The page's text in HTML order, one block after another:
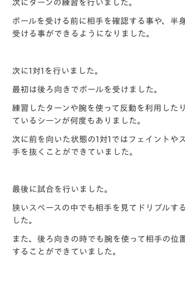
次にターンの練習を行いました。
ボールを受ける前に相手を確認する事や、半
受ける事ができるようになりました。
次に1対1を行いました。
最初は後ろ向きでボールを受けました。
練習したターンや腕を使って反動を利用した
ているシーンが何度もありました。
次に前を向いた状態の1対1ではフェイントや
手を抜くことができていました。
最後に試合を行いました。
狭いスペースの中でも相手を見てドリブルす
した。
また、後ろ向きの時でも腕を使って相手の位
することができていました。